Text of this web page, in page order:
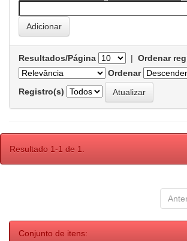
Resultados/Página | Ordenar
Ordenar
Registro(s)
Resultado 1-1 de 1.
Conjunto de itens: